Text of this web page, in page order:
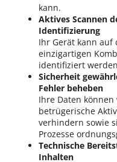
kann.
Aktives Scannen
Identifizierung
Ihr Gerät kann auf
einzigartigen
identifiziert
Sicherheit
Fehler beheben
Ihre Daten
betrügerische
verhindern sowie
Prozesse
Technische
Inhalten